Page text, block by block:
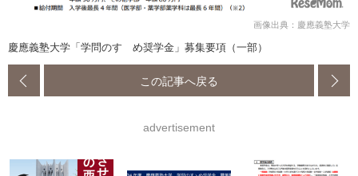
画像出典：慶應義塾大学
慶應義塾大学「学問のすゝめ奨学金」募集要項（一部）
この記事へ戻る
advertisement